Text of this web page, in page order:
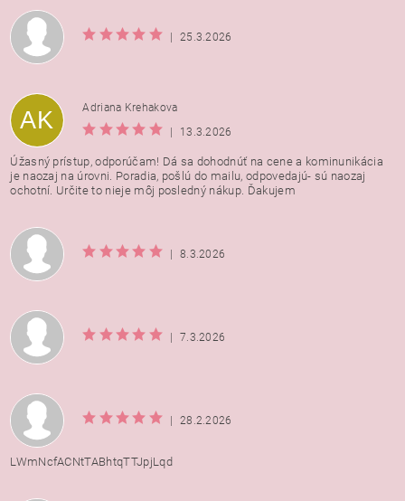
| 25.3.2026
AK
Adriana Krehakova
|
13.3.2026
Úžasný prístup, odporúčam! Dá sa dohodnúť na cene a kominunikácia
je naozaj na úrovni. Poradia, pošlú do mailu, odpovedajú- sú naozaj
ochotní. Určite to nieje môj posledný nákup. Ďakujem
| 8.3.2026
| 7.3.2026
| 28.2.2026
LWmNcfACNtTABhtqTTJpjLqd